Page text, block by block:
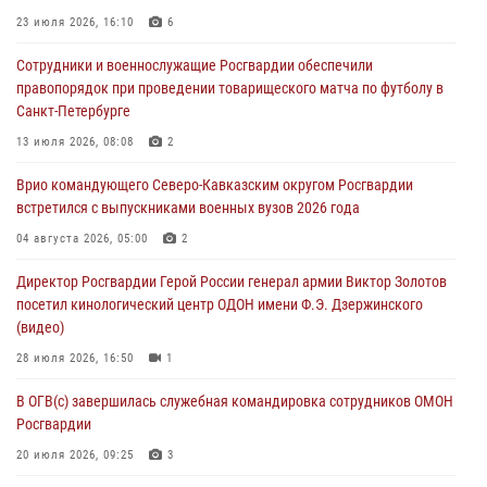
семинар по вопросам развития вневедомственной охраны
06 августа 2026, 14:47 10 1
В Брянске сотрудники и военнослужащие Росгвардии почтили
память Героя России Олега Визнюка
В кинологическом центре Уральского округа Росгвардии почтили
память товарищей, погибших при исполнении воинского долга
В Центральном округе Росгвардии прошли мероприятия к
108‑летию генерала армии И.К. Яковлева
06 августа 2026, 13:24
23 июля 2026, 16:10 6
Сотрудники и военнослужащие Росгвардии обеспечили
правопорядок при проведении товарищеского матча по футболу в
Санкт-Петербурге
13 июля 2026, 08:08 2
Врио командующего Северо-Кавказским округом Росгвардии
встретился с выпускниками военных вузов 2026 года
04 августа 2026, 05:00 2
Директор Росгвардии Герой России генерал армии Виктор Золотов
посетил кинологический центр ОДОН имени Ф.Э. Дзержинского
(видео)
28 июля 2026, 16:50 1
В ОГВ(с) завершилась служебная командировка сотрудников ОМОН
Росгвардии
20 июля 2026, 09:25 3